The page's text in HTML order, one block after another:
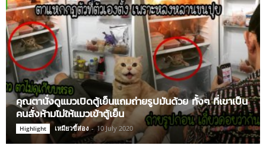
คุณตานั่งดูแมวเปิดตู้เย็นแถมถ่ายรูปมันด้วย ทั้งๆ ที่เขาเป็น
คนสั่งห้ามไม่ให้แมวเข้าตู้เย็น
Highlight เหมียวขี้ส่อง - 10 July 2020